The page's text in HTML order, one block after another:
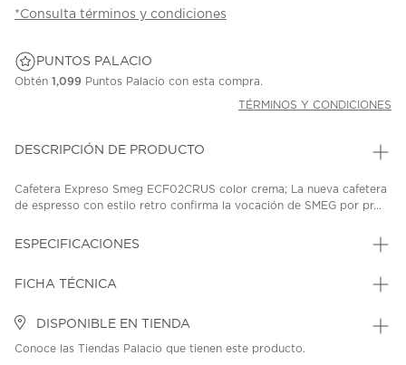
*Consulta términos y condiciones
PUNTOS PALACIO
Obtén 1,099 Puntos Palacio con esta compra.
TÉRMINOS Y CONDICIONES
DESCRIPCIÓN DE PRODUCTO
Cafetera Expreso Smeg ECF02CRUS color crema; La nueva cafetera
de espresso con estilo retro confirma la vocación de SMEG por pr...
ESPECIFICACIONES
FICHA TÉCNICA
DISPONIBLE EN TIENDA
Conoce las Tiendas Palacio que tienen este producto.